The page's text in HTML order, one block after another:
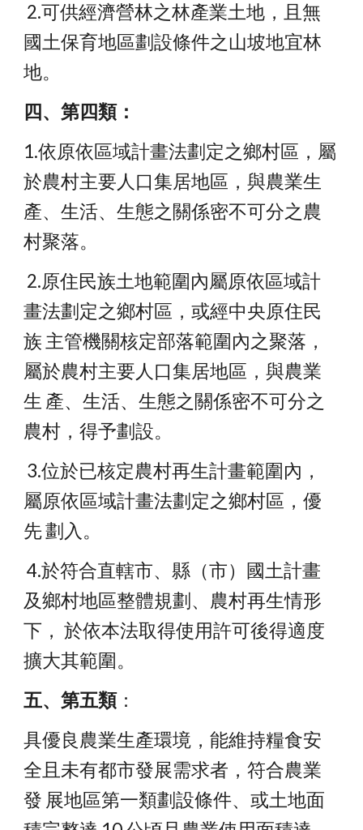
國土保育地區劃設條件之山坡地宜林
地。
四、第四類：
1.依原依區域計畫法劃定之鄉村區，屬
於農村主要人口集居地區，與農業生
產、生活、生態之關係密不可分之農
村聚落。
畫法劃定之鄉村區，或經中央原住民
族 主管機關核定部落範圍內之聚落，
屬於農村主要人口集居地區，與農業
生 產、生活、生態之關係密不可分之
農村，得予劃設。
屬原依區域計畫法劃定之鄉村區，優
先 劃入。
4.於符合直轄市、縣（市）國土計畫
及鄉村地區整體規劃、農村再生情形
下， 於依本法取得使用許可後得適度
擴大其範圍。
五、第五類：
具優良農業生產環境，能維持糧食安
全且未有都市發展需求者，符合農業
發 展地區第一類劃設條件、或土地面